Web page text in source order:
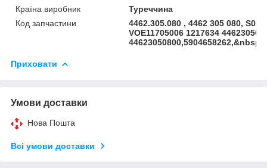
Країна виробник
Туреччина
Код запчастини
4462.305.080 , 4462 305 080,
VOE11705006 1217634
Приховати
Умови доставки
Нова Пошта
Всі умови доставки